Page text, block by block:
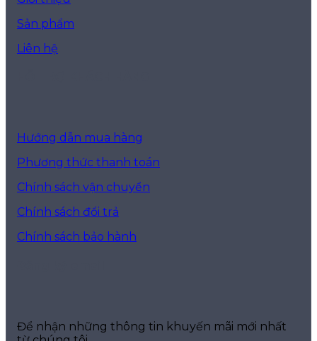
Sản phẩm
Liên hệ
Hướng dẫn mua hàng
Phương thức thanh toán
Chính sách vận chuyển
Chính sách đổi trả
Chính sách bảo hành
Để nhận những thông tin khuyến mãi mới nhất